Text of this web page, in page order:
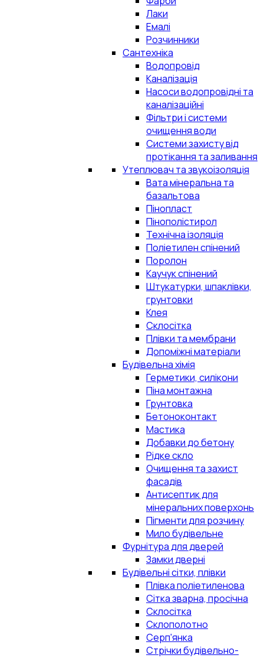
Лаки
Емалі
Розчинники
Сантехніка
Водопровід
Каналізація
Насоси водопровідні та
каналізаційні
Фільтри і системи
очищення води
Системи захисту від
протікання та заливання
Утеплювач та звукоізоляція
Вата мінеральна та
базальтова
Пінопласт
Пінополістирол
Технічна ізоляція
Поліетилен спінений
Поролон
Каучук спінений
Штукатурки, шпаклівки,
грунтовки
Клея
Склосітка
Плівки та мембрани
Допоміжні матеріали
Будівельна хімія
Герметики, силікони
Піна монтажна
Грунтовка
Бетоноконтакт
Мастика
Добавки до бетону
Рідке скло
Очищення та захист
фасадів
Антисептик для
мінеральних поверхонь
Пігменти для розчину
Мило будівельне
Фурнітура для дверей
Замки дверні
Будівельні сітки, плівки
Плівка поліетиленова
Сітка зварна, просічна
Склосітка
Склополотно
Серп'янка
Стрічки будівельно-